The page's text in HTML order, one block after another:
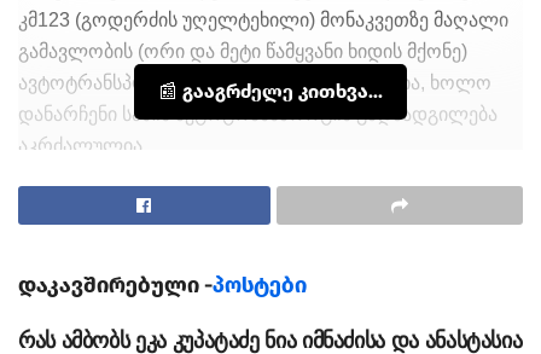
კმ123 (გოდერძის უღელტეხილი) მონაკვეთზე მაღალი
გამავლობის (ორი და მეტი წამყვანი ხიდის მქონე)
ავტოტრანსპორტის მოძრაობა აღდგენილია, ხოლო
დანარჩენი სახის ავტოტრანსპორტის გადაადგილება
აკრძალულია.
📰 გააგრძელე კითხვა...
დაკავშირებული -პოსტები
რას ამბობს ეკა კუპატაძე ნია იმნაძისა და ანასტასია